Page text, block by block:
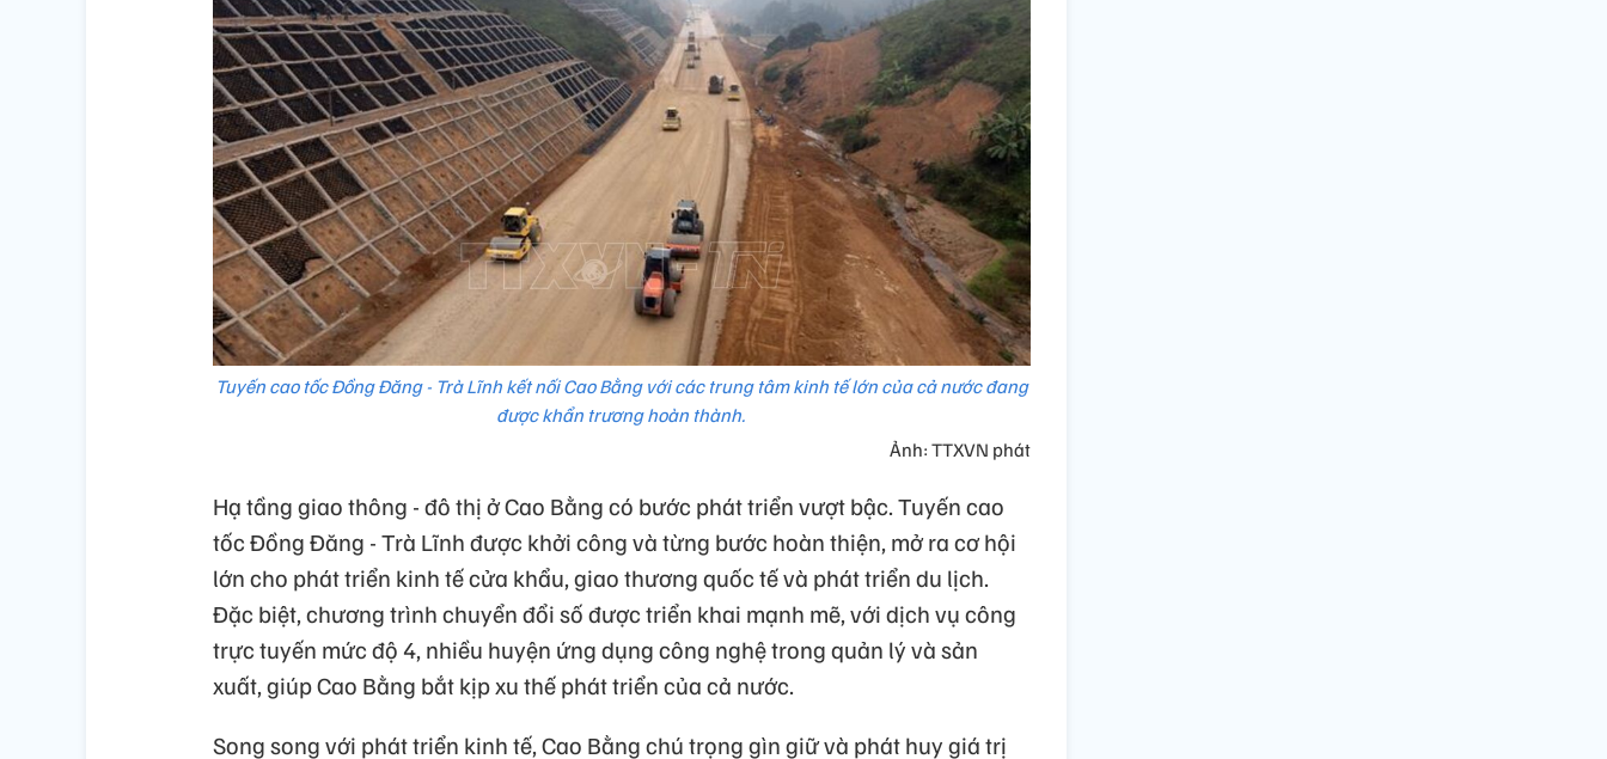
Tuyến cao tốc Đồng Đăng - Trà Lĩnh kết nối Cao Bằng với các trung tâm kinh tế lớn của cả nước đang
được khẩn trương hoàn thành.
Ảnh: TTXVN phát
Hạ tầng giao thông - đô thị ở Cao Bằng có bước phát triển vượt bậc. Tuyến cao
tốc Đồng Đăng - Trà Lĩnh được khởi công và từng bước hoàn thiện, mở ra cơ hội
lớn cho phát triển kinh tế cửa khẩu, giao thương quốc tế và phát triển du lịch.
Đặc biệt, chương trình chuyển đổi số được triển khai mạnh mẽ, với dịch vụ công
trực tuyến mức độ 4, nhiều huyện ứng dụng công nghệ trong quản lý và sản
xuất, giúp Cao Bằng bắt kịp xu thế phát triển của cả nước.
Song song với phát triển kinh tế, Cao Bằng chú trọng gìn giữ và phát huy giá trị